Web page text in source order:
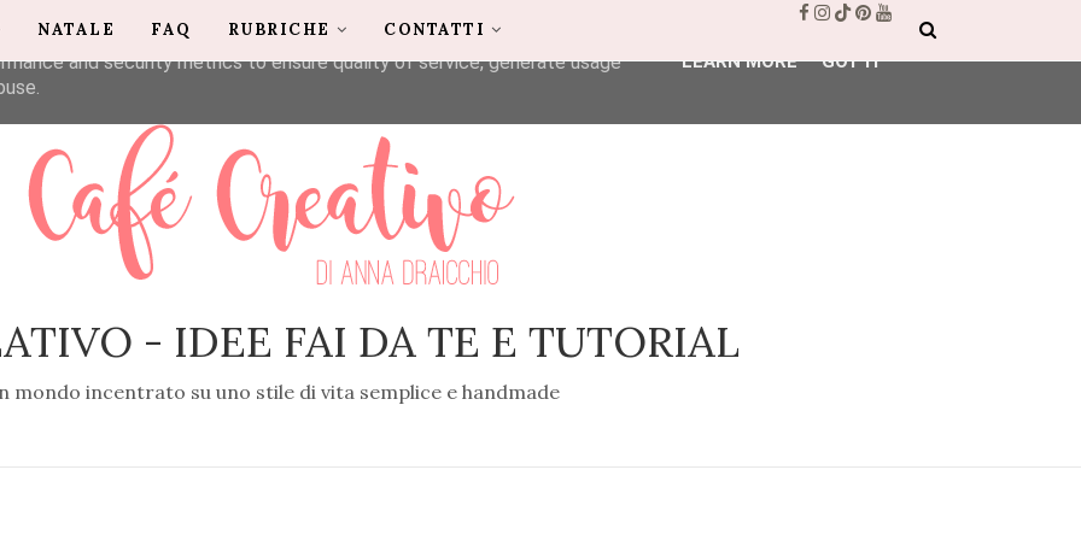
- IDEE FAI DA TE E TUTORIAL
mondo incentrato su uno stile di vita semplice e handmade
NATALE FAQ RUBRICHE CONTATTI
its services and to analyze traffic. Your IP address and user-agent
and security metrics to ensure quality of service, generate usage
LEARN MORE GOT IT